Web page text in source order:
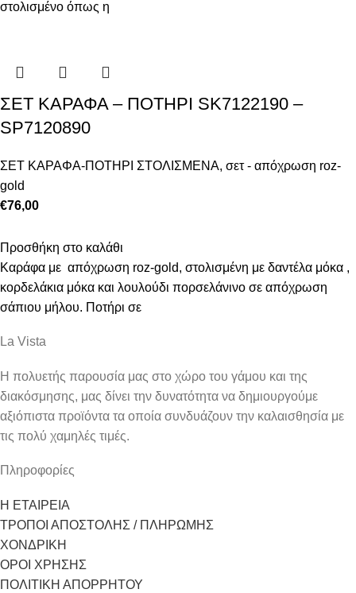
στολισμένο όπως η
ΣΕΤ ΚΑΡΑΦΑ – ΠΟΤΗΡΙ SK7122190 –
SP7120890
ΣΕΤ ΚΑΡΑΦΑ-ΠΟΤΗΡΙ ΣΤΟΛΙΣΜΕΝΑ, σετ - απόχρωση roz-
gold
€76,00
Προσθήκη στο καλάθι
Καράφα με απόχρωση roz-gold, στολισμένη με δαντέλα μόκα ,
κορδελάκια μόκα και λουλούδι πορσελάνινο σε απόχρωση
σάπιου μήλου. Ποτήρι σε
La Vista
Η πολυετής παρουσία μας στο χώρο του γάμου και της
διακόσμησης, μας δίνει την δυνατότητα να δημιουργούμε
αξιόπιστα προϊόντα τα οποία συνδυάζουν την καλαισθησία με
τις πολύ χαμηλές τιμές.
Πληροφορίες
Η ΕΤΑΙΡΕΙΑ
ΤΡΟΠΟΙ ΑΠΟΣΤΟΛΗΣ / ΠΛΗΡΩΜΗΣ
ΧΟΝΔΡΙΚΗ
ΟΡΟΙ ΧΡΗΣΗΣ
ΠΟΛΙΤΙΚΗ ΑΠΟΡΡΗΤΟΥ